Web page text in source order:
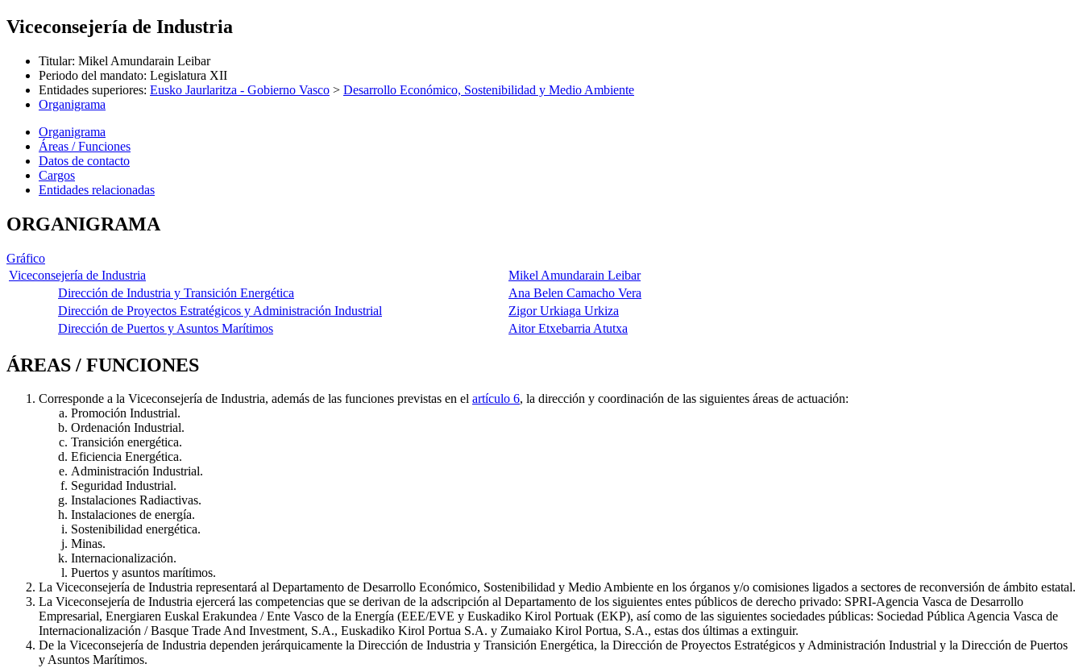
Viceconsejería de Industria
Titular: Mikel Amundarain Leibar
Periodo del mandato: Legislatura XII
Entidades superiores: Eusko Jaurlaritza - Gobierno Vasco > Desarrollo Económico, Sostenibilidad y Medio Ambiente
Organigrama
Organigrama
Áreas / Funciones
Datos de contacto
Cargos
Entidades relacionadas
ORGANIGRAMA
Gráfico
Viceconsejería de Industria
Mikel Amundarain Leibar
Dirección de Industria y Transición Energética
Ana Belen Camacho Vera
Dirección de Proyectos Estratégicos y Administración Industrial
Zigor Urkiaga Urkiza
Dirección de Puertos y Asuntos Marítimos
Aitor Etxebarria Atutxa
ÁREAS / FUNCIONES
Corresponde a la Viceconsejería de Industria, además de las funciones previstas en el artículo 6, la dirección y coordinación de las siguientes áreas de actuación:
Promoción Industrial.
Ordenación Industrial.
Transición energética.
Eficiencia Energética.
Administración Industrial.
Seguridad Industrial.
Instalaciones Radiactivas.
Instalaciones de energía.
Sostenibilidad energética.
Minas.
Internacionalización.
Puertos y asuntos marítimos.
La Viceconsejería de Industria representará al Departamento de Desarrollo Económico, Sostenibilidad y Medio Ambiente en los órganos y/o comisiones ligados a sectores de reconversión de ámbito estatal.
La Viceconsejería de Industria ejercerá las competencias que se derivan de la adscripción al Departamento de los siguientes entes públicos de derecho privado: SPRI-Agencia Vasca de Desarrollo
Empresarial, Energiaren Euskal Erakundea / Ente Vasco de la Energía (EEE/EVE y Euskadiko Kirol Portuak (EKP), así como de las siguientes sociedades públicas: Sociedad Pública Agencia Vasca de
Internacionalización / Basque Trade And Investment, S.A., Euskadiko Kirol Portua S.A. y Zumaiako Kirol Portua, S.A., estas dos últimas a extinguir.
De la Viceconsejería de Industria dependen jerárquicamente la Dirección de Industria y Transición Energética, la Dirección de Proyectos Estratégicos y Administración Industrial y la Dirección de Puertos
y Asuntos Marítimos.